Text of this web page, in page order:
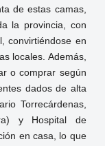
de estas camas,
la provincia, con
convirtiéndose en
locales. Además,
o comprar según
dados de alta
Torrecárdenas,
y Hospital de
en casa, lo que